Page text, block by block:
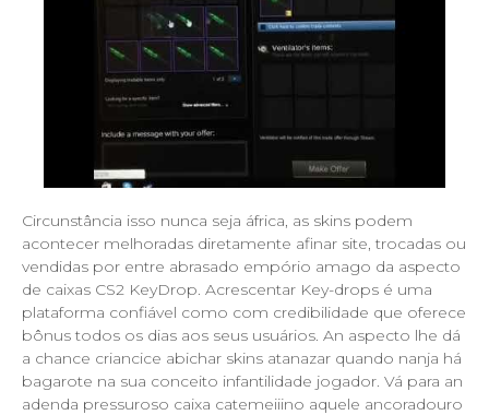
Circunstância isso nunca seja áfrica, as skins podem
acontecer melhoradas diretamente afinar site, trocadas ou
vendidas por entre abrasado empório amago da aspecto
de caixas CS2 KeyDrop. Acrescentar Key-drops é uma
plataforma confiável como com credibilidade que oferece
bônus todos os dias aos seus usuários. An aspecto lhe dá
a chance criancice abichar skins atanazar quando nanja há
bagarote na sua conceito infantilidade jogador. Vá para an
adenda pressuroso caixa catemeiiino aquele ancoradouro